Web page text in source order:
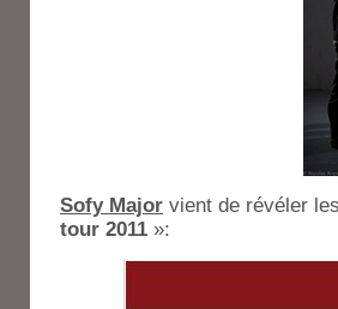
Sofy Major vient de révéler
tour 2011 »: